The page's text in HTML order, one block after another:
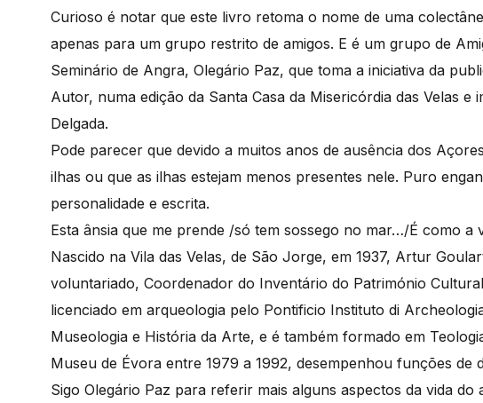
Curioso é notar que este livro retoma o nome de uma
apenas para um grupo restrito de amigos. E é um grupo de
Seminário de Angra, Olegário Paz, que toma a iniciativa da
Autor, numa edição da Santa Casa da Misericórdia das Velas
Delgada.
Pode parecer que devido a muitos anos de ausência dos
ilhas ou que as ilhas estejam menos presentes nele. Puro
personalidade e escrita.
Esta ânsia que me prende /só tem sossego no mar…/É como
Nascido na Vila das Velas, de São Jorge, em 1937, Artur
voluntariado, Coordenador do Inventário do Património
licenciado em arqueologia pelo Pontificio Instituto di
Museologia e História da Arte, e é também formado em
Museu de Évora entre 1979 a 1992, desempenhou funções de
Sigo Olegário Paz para referir mais alguns aspectos da vida